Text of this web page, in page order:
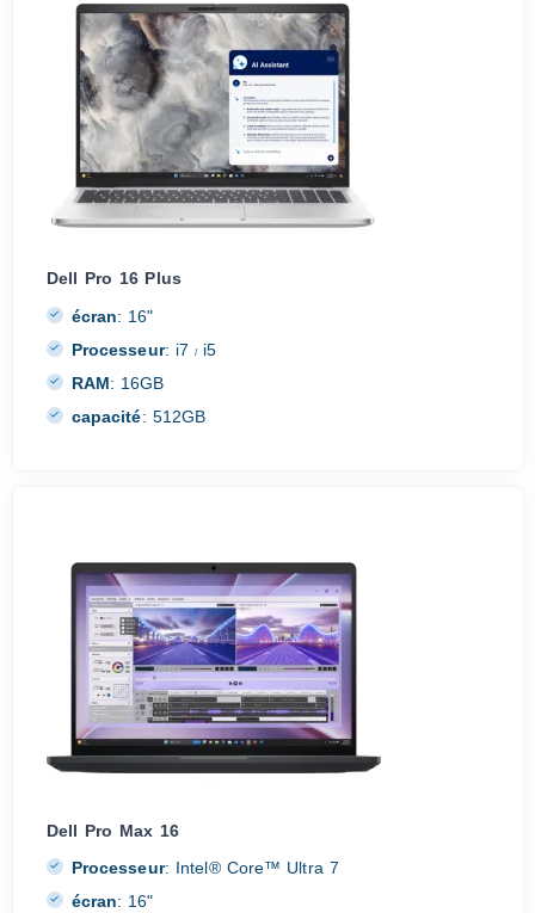
Dell Pro 16 Plus
écran: 16"
Processeur: i7/ i5
RAM: 16GB
capacité: 512GB
Dell Pro Max 16
Processeur: Intel® Core™ Ultra 7
écran: 16"